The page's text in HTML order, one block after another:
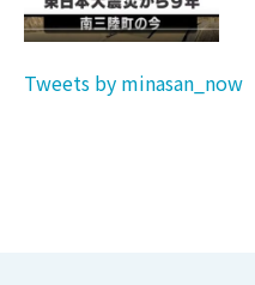
Tweets by minasan_now